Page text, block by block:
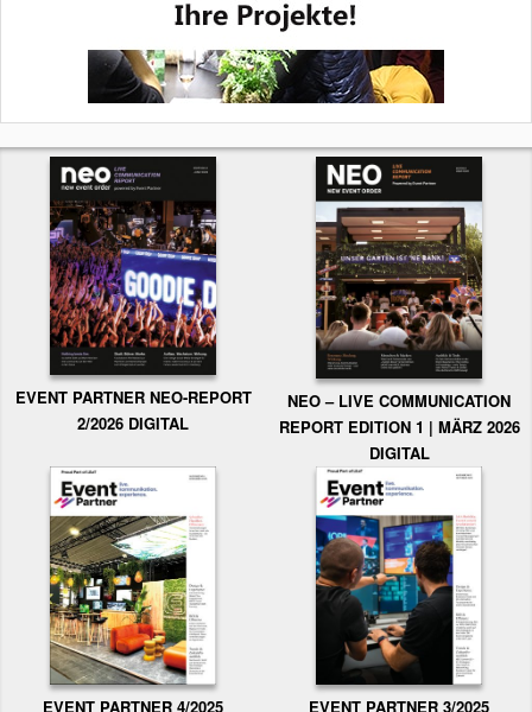
EVENT PARTNER NEO-REPORT
2/2026 DIGITAL
NEO – LIVE COMMUNICATION
REPORT EDITION 1 | MÄRZ 2026
DIGITAL
EVENT PARTNER 4/2025 EVENT PARTNER 3/2025